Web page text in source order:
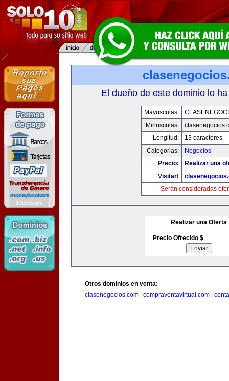
El dueño de este dominio lo
Mayusculas:
Minusculas:
Longitud:
13 caracteres
Categorias:
Negocios
Precio:
Realizar una
Visitar!
Serán consideradas
Realizar una Oferta
Precio Ofrecido $
Otros dominios en venta:
clasenegocios.com
compraventavirtual.com